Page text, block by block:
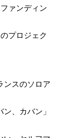
ァンディン
プロジェク
ンスのソロア
、カバン」